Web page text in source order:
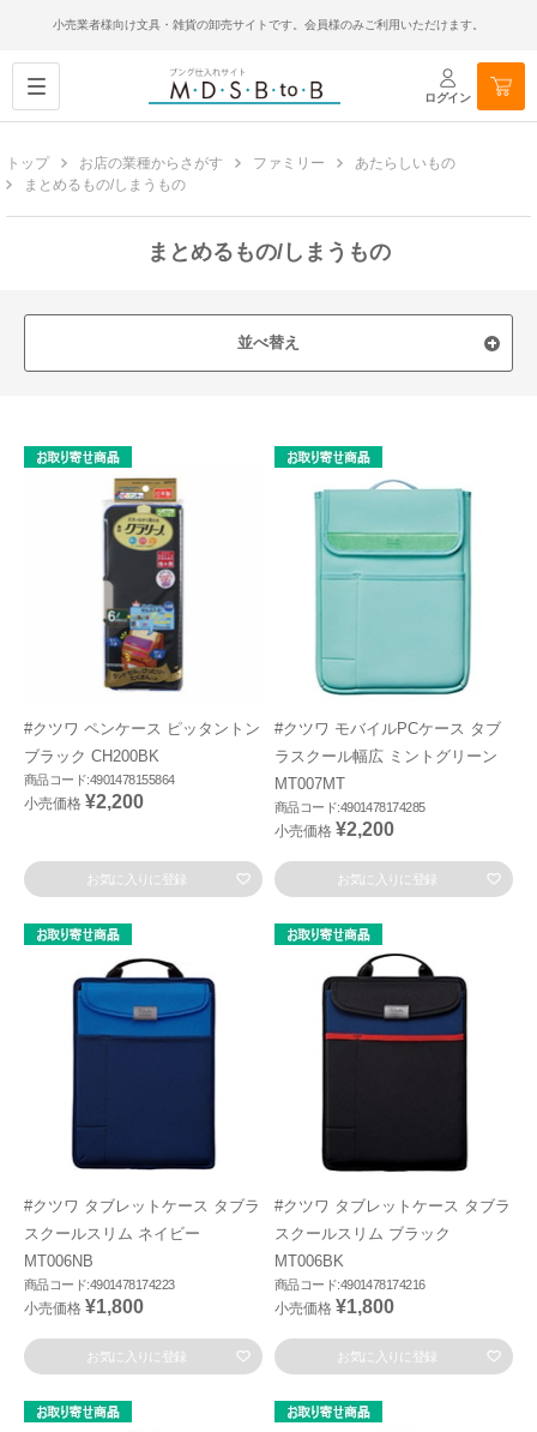
小売業者様向け文具・雑貨の卸売サイトです。会員様のみご利用いただけます。
ログイン
トップ お店の業種からさがす ファミリー
あたらしいもの
まとめるもの/しまうもの
まとめるもの/しまうもの
並べ替え
#クツワ ペンケース ピッタントン
ブラック CH200BK
商品コード:4901478155864
小売価格 ¥2,200
お気に入りに登録
#クツワ モバイルPCケース タブ
ラスクール幅広 ミントグリーン
MT007MT
商品コード:4901478174285
小売価格 ¥2,200
お気に入りに登録
#クツワ タブレットケース タブラ
スクールスリム ネイビー
MT006NB
商品コード:4901478174223
小売価格 ¥1,800
お気に入りに登録
#クツワ タブレットケース タブラ
スクールスリム ブラック
MT006BK
商品コード:4901478174216
小売価格 ¥1,800
お気に入りに登録